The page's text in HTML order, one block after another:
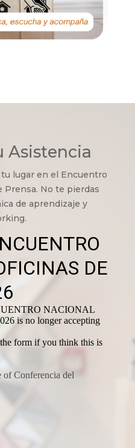
Asistencia
lugar en el Encuentro
Prensa. No te pierdas
de aprendizaje y